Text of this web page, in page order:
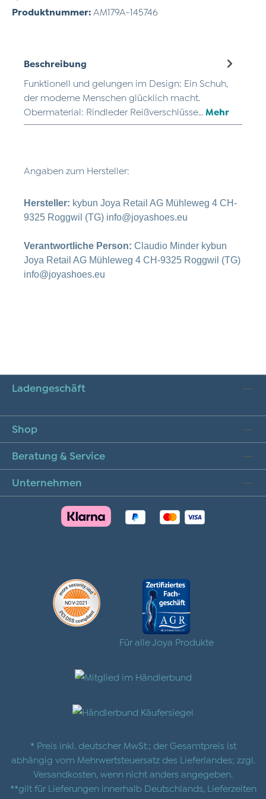
Produktnummer: AM179A-145746
Beschreibung
Funktionell und gelungen im Design: Ein Schuh,
der moderne Menschen glücklich macht.
Obermaterial: Rindleder Reißverschlüsse… Mehr
Angaben zum Hersteller:
Hersteller: kybun Joya Retail AG Mühleweg 4 CH-
9325 Roggwil (TG) info@joyashoes.eu
Verantwortliche Person: Claudio Minder kybun
Joya Retail AG Mühleweg 4 CH-9325 Roggwil (TG)
info@joyashoes.eu
Ladengeschäft
Shop
Beratung & Service
Unternehmen
Für alle Joya Produkte
* Preis inkl. deutscher MwSt.; der Gesamtpreis ist
abhängig vom Mehrwertsteuersatz des Lieferlandes; zzgl.
Versandkosten , wenn nicht anders angegeben.
**gilt für Lieferungen innerhalb Deutschlands, Lieferzeiten